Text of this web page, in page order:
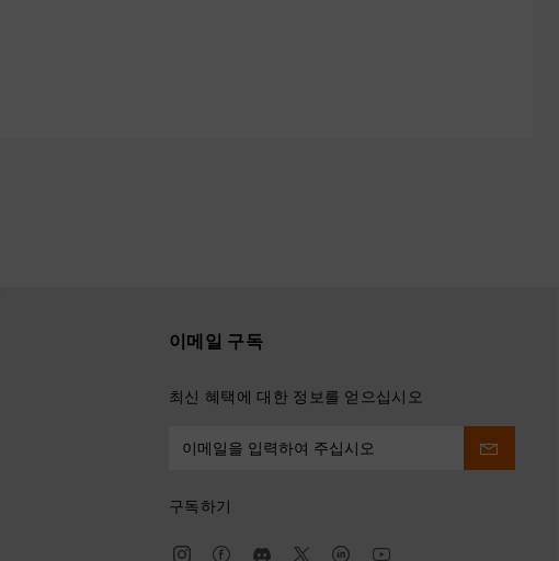
이메일 구독
최신 혜택에 대한 정보를 얻으십시오
구독하기